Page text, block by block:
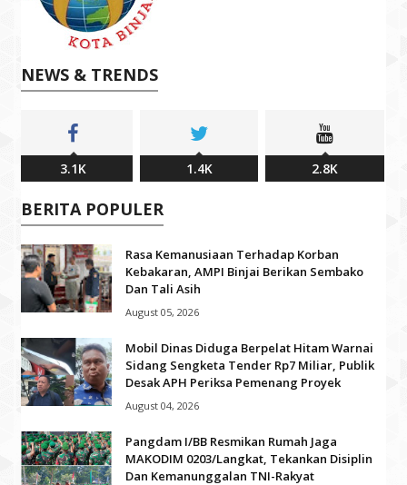
NEWS & TRENDS
3.1K 1.4K 2.8K
BERITA POPULER
Rasa Kemanusiaan Terhadap Korban
Kebakaran, AMPI Binjai Berikan Sembako
Dan Tali Asih
August 05, 2026
Mobil Dinas Diduga Berpelat Hitam Warnai
Sidang Sengketa Tender Rp7 Miliar, Publik
Desak APH Periksa Pemenang Proyek
August 04, 2026
Pangdam I/BB Resmikan Rumah Jaga
MAKODIM 0203/Langkat, Tekankan Disiplin
Dan Kemanunggalan TNI-Rakyat